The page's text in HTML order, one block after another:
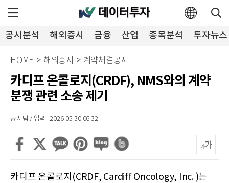
공시분석 해외증시 금융 산업 종목분석 투자뉴스
HOME > 해외증시 > 계약체결공시
카디프 온콜로지(CRDF), NMS와의 계약
분쟁 관련 소송 제기
공시팀 / 입력 : 2026-05-30 06:32
카디프 온콜로지(CRDF, Cardiff Oncology, Inc. )는